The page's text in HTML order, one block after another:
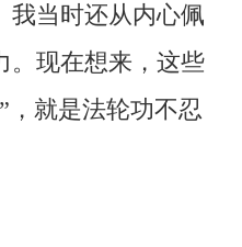
我当时还从内心佩
。现在想来，这些
，就是法轮功不忍